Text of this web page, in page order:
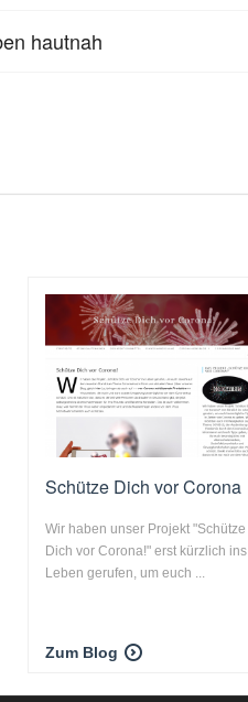
hautnah
Schütze Dich vor Corona
Wir haben unser Projekt "Schütze
Dich vor Corona!" erst kürzlich ins
Leben gerufen, um euch ...
Zum Blog